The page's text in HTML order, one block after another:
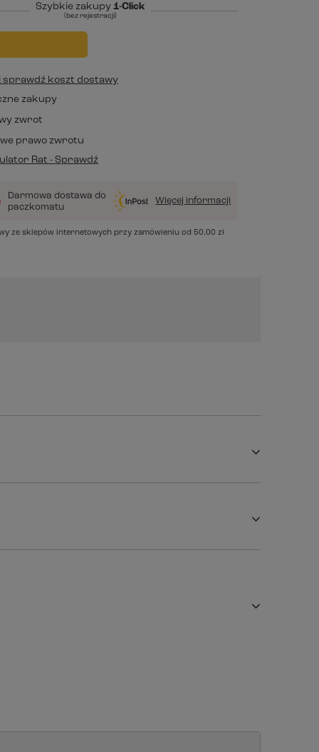
Szybkie zakupy 1-Click
(bez rejestracji)
sprawdź koszt dostawy
zakupy
zwrot
prawo zwrotu
Rat - Sprawdź
Darmowa dostawa do
paczkomatu
Więcej informacji
ze sklepów internetowych przy zamówieniu od 50,00 zł